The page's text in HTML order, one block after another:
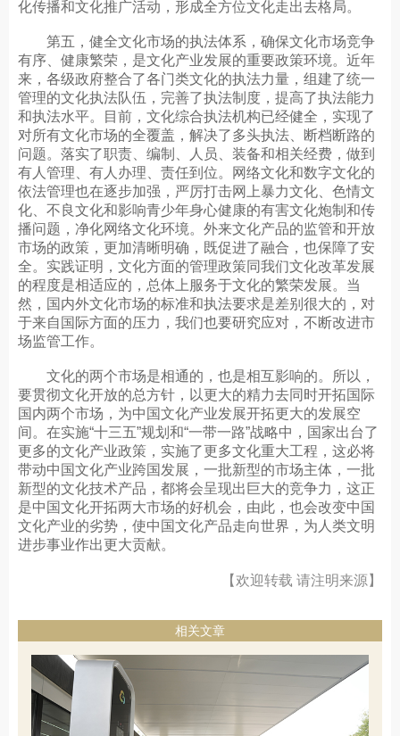
化传播和文化推广活动，形成全方位文化走出去格局。
第五，健全文化市场的执法体系，确保文化市场竞争
有序、健康繁荣，是文化产业发展的重要政策环境。近年
来，各级政府整合了各门类文化的执法力量，组建了统一
管理的文化执法队伍，完善了执法制度，提高了执法能力
和执法水平。目前，文化综合执法机构已经健全，实现了
对所有文化市场的全覆盖，解决了多头执法、断档断路的
问题。落实了职责、编制、人员、装备和相关经费，做到
有人管理、有人办理、责任到位。网络文化和数字文化的
依法管理也在逐步加强，严厉打击网上暴力文化、色情文
化、不良文化和影响青少年身心健康的有害文化炮制和传
播问题，净化网络文化环境。外来文化产品的监管和开放
市场的政策，更加清晰明确，既促进了融合，也保障了安
全。实践证明，文化方面的管理政策同我们文化改革发展
的程度是相适应的，总体上服务于文化的繁荣发展。当
然，国内外文化市场的标准和执法要求是差别很大的，对
于来自国际方面的压力，我们也要研究应对，不断改进市
场监管工作。
文化的两个市场是相通的，也是相互影响的。所以，
要贯彻文化开放的总方针，以更大的精力去同时开拓国际
国内两个市场，为中国文化产业发展开拓更大的发展空
间。在实施“十三五”规划和“一带一路”战略中，国家出台了
更多的文化产业政策，实施了更多文化重大工程，这必将
带动中国文化产业跨国发展，一批新型的市场主体，一批
新型的文化技术产品，都将会呈现出巨大的竞争力，这正
是中国文化开拓两大市场的好机会，由此，也会改变中国
文化产业的劣势，使中国文化产品走向世界，为人类文明
进步事业作出更大贡献。
【欢迎转载 请注明来源】
相关文章